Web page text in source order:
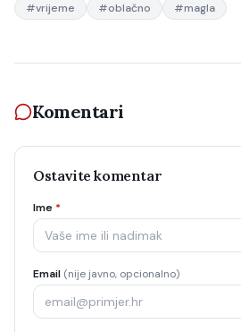
#vrijeme #oblačno #magla
Komentari
Ostavite komentar
Ime *
Email (nije javno, opcionalno)